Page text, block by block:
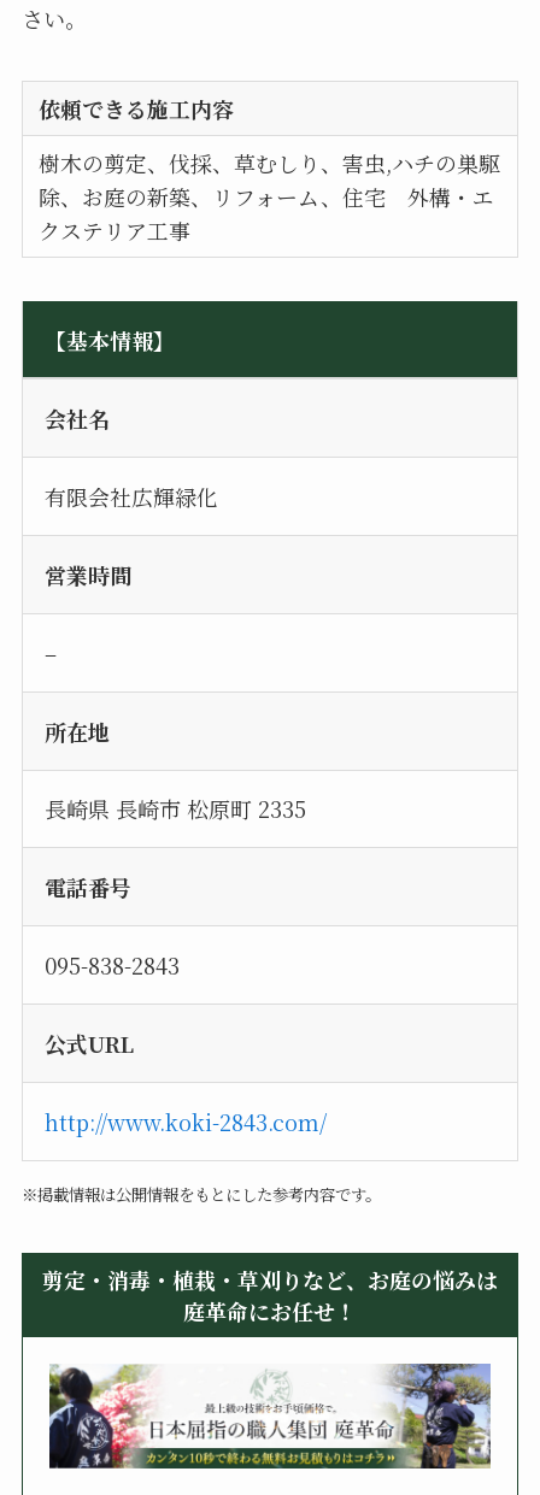
さい。
依頼できる施工内容
樹木の剪定、伐採、草むしり、害虫,ハチの巣駆
除、お庭の新築、リフォーム、住宅 外構・エ
クステリア工事
【基本情報】
会社名
有限会社広輝緑化
営業時間
–
所在地
長崎県 長崎市 松原町 2335
電話番号
095-838-2843
公式URL
http://www.koki-2843.com/
※掲載情報は公開情報をもとにした参考内容です。
剪定・消毒・植栽・草刈りなど、お庭の悩みは
庭革命にお任せ！